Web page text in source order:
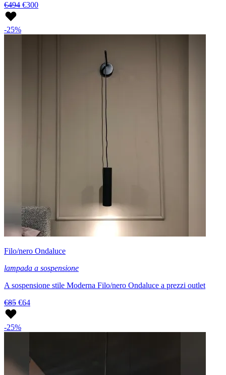
€494 €300
-25%
Filo/nero Ondaluce
lampada a sospensione
A sospensione stile Moderna Filo/nero Ondaluce a prezzi outlet
€85 €64
-25%